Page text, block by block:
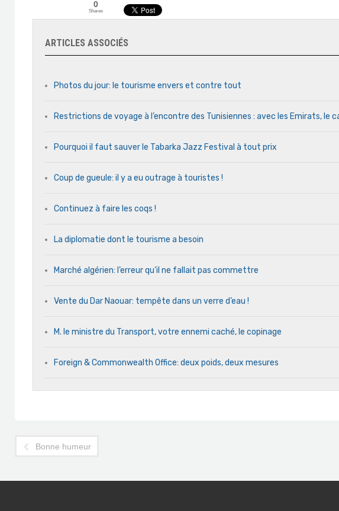
0
Shares
ARTICLES ASSOCIÉS
Photos du jour: le tourisme envers et contre tout
Restrictions de voyage à l’encontre des Tunisiennes : avec les Emirats, le
Pourquoi il faut sauver le Tabarka Jazz Festival à tout prix
Coup de gueule: il y a eu outrage à touristes !
Continuez à faire les coqs !
La diplomatie dont le tourisme a besoin
Marché algérien: l’erreur qu’il ne fallait pas commettre
Vente du Dar Naouar: tempête dans un verre d’eau !
M. le ministre du Transport, votre ennemi caché, le copinage
Foreign & Commonwealth Office: deux poids, deux mesures
Bonne humeur